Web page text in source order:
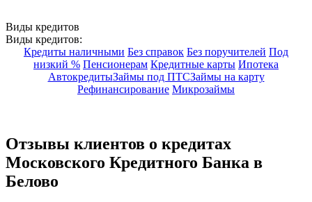
Виды кредитов
Виды кредитов:
Кредиты наличными Без справок Без поручителей Под
низкий % Пенсионерам Кредитные карты Ипотека
АвтокредитыЗаймы под ПТСЗаймы на карту
Рефинансирование Микрозаймы
Отзывы клиентов о кредитах
Московского Кредитного Банка в
Белово